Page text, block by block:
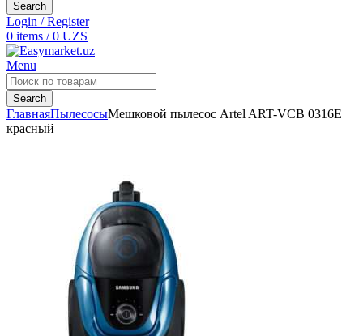
Search
Login / Register
0 items / 0 UZS
Menu
Search
ГлавнаяПылесосыМешковой пылесос Artel ART-VCB 0316E
красный